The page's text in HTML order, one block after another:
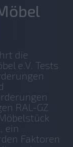
die
e.V. Tests
RAL-GZ
ein
Faktoren